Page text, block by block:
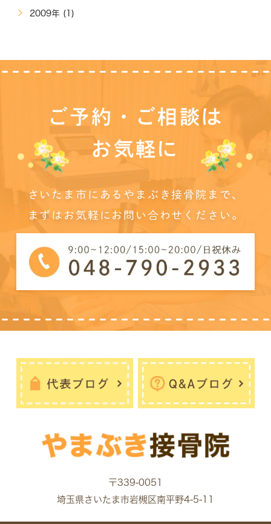
2009年 (1)
ご予約・ご相談は
お気軽に
さいたま市にあるやまぶき接骨院まで、
まずはお気軽にお問い合わせください。
〒339-0051
埼玉県さいたま市岩槻区南平野4-5-11